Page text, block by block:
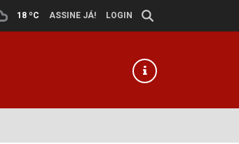
18 ºC ASSINE JÁ! LOGIN